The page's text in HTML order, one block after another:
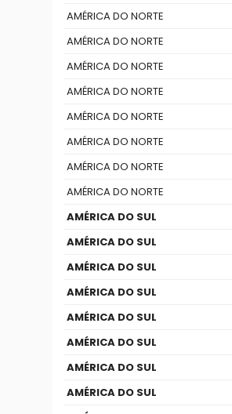
AMÉRICA DO NORTE
AMÉRICA DO NORTE
AMÉRICA DO NORTE
AMÉRICA DO NORTE
AMÉRICA DO NORTE
AMÉRICA DO NORTE
AMÉRICA DO NORTE
AMÉRICA DO NORTE
AMÉRICA DO SUL
AMÉRICA DO SUL
AMÉRICA DO SUL
AMÉRICA DO SUL
AMÉRICA DO SUL
AMÉRICA DO SUL
AMÉRICA DO SUL
AMÉRICA DO SUL